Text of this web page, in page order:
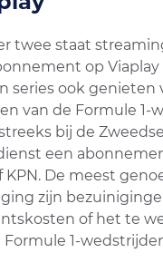
twee staat
op
series ook genieten
van de Formule 1-
bij de Zweedse
een
KPN. De meest
zijn
of het te
1-